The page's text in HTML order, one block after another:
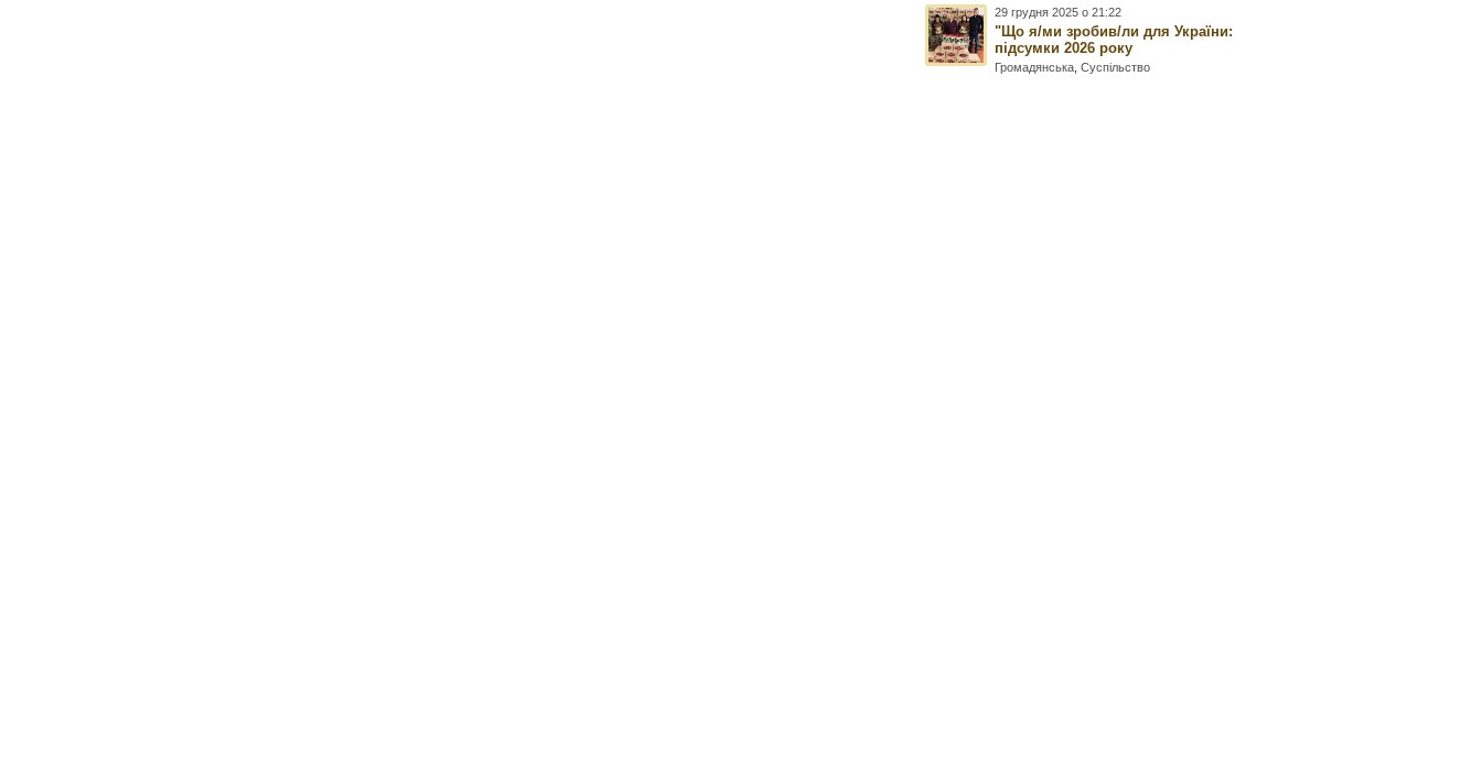
29 грудня 2025 о 21:22
"Що я/ми зробив/ли для України:
підсумки 2026 року
Громадянська ,Суспільство